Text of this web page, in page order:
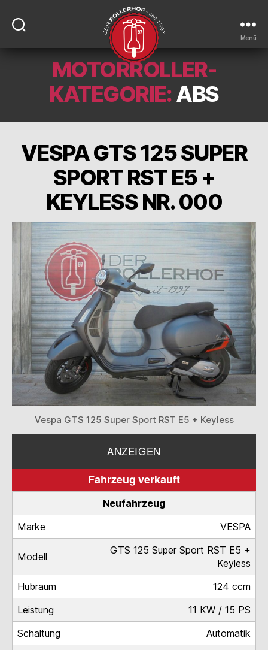
DER-
ROLLERHOF
Menü
MOTORROLLER-
KATEGORIE:ABS
VESPA GTS 125 SUPER
SPORT RST E5 +
KEYLESS NR. 000
Vespa GTS 125 Super Sport RST E5 + Keyless
ANZEIGEN
Fahrzeug verkauft
Neufahrzeug
Marke
VESPA
Modell
GTS 125 Super Sport RST E5 +
Keyless
Hubraum
124 ccm
Leistung
11 KW / 15 PS
Schaltung
Automatik